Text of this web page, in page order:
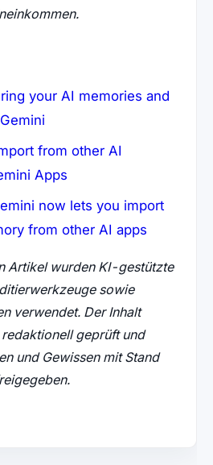
your AI memories and
from other AI
Apps
now lets you import
from other AI apps
Artikel wurden KI-gestützte
sowie
verwendet. Der Inhalt
geprüft und
und Gewissen mit Stand